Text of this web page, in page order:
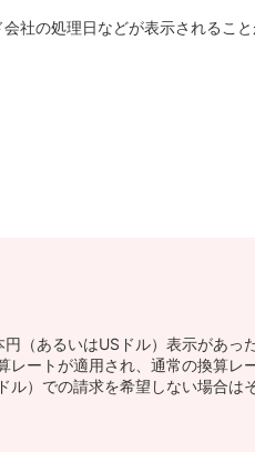
社の処理日などが表示されること
（あるいはUSドル）表示があっ
ートが適用され、通常の換算レ
）での請求を希望しない場合は